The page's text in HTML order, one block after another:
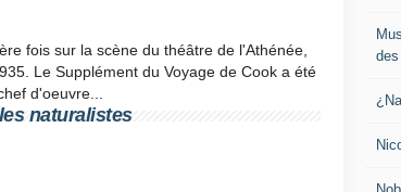
fois sur la scène du théâtre de l'Athénée,
Le Supplément du Voyage de Cook a été
d'oeuvre...
naturalistes
des